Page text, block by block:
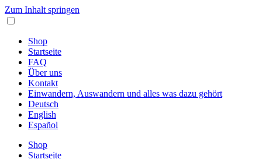
Zum Inhalt springen
Shop
Startseite
FAQ
Über uns
Kontakt
Einwandern, Auswandern und alles was dazu gehört
Deutsch
English
Español
Shop
Startseite